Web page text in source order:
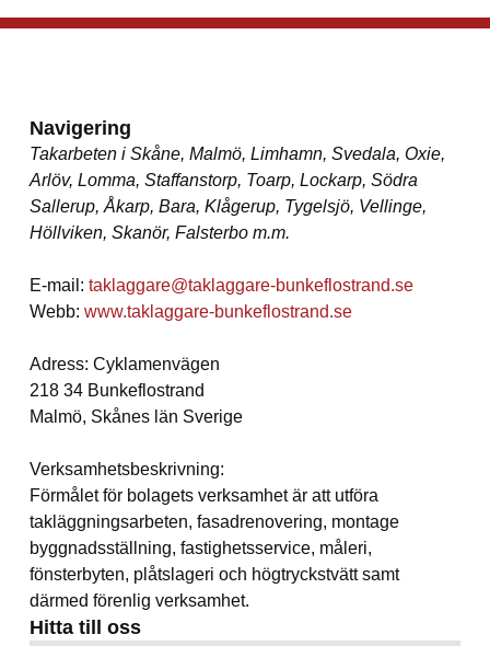
Navigering
Takarbeten i Skåne, Malmö, Limhamn, Svedala, Oxie,
Arlöv, Lomma, Staffanstorp, Toarp, Lockarp, Södra
Sallerup, Åkarp, Bara, Klågerup, Tygelsjö, Vellinge,
Höllviken, Skanör, Falsterbo m.m.
E-mail: taklaggare@taklaggare-bunkeflostrand.se
Webb: www.taklaggare-bunkeflostrand.se
Adress: Cyklamenvägen
218 34 Bunkeflostrand
Malmö, Skånes län Sverige
Verksamhetsbeskrivning:
Förmålet för bolagets verksamhet är att utföra
takläggningsarbeten, fasadrenovering, montage
byggnadsställning, fastighetsservice, måleri,
fönsterbyten, plåtslageri och högtryckstvätt samt
därmed förenlig verksamhet.
Hitta till oss